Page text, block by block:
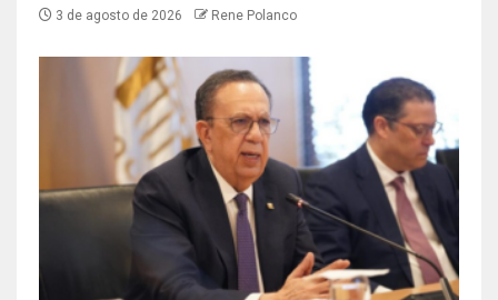
3 de agosto de 2026 Rene Polanco